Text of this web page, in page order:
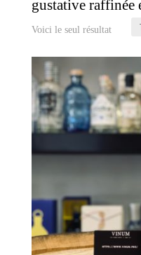
gustative raffinée
Voici le seul résultat